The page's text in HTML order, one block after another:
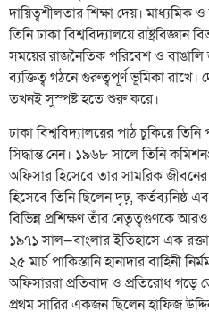
দায়িত্বশীলতার শিক্ষা দেয়। মাধ্যমিক
তিনি ঢাকা বিশ্ববিদ্যালয়ে রাষ্ট্রবিজ্ঞান
সময়ের রাজনৈতিক পরিবেশ ও বাঙালি
ব্যক্তিত্ব গঠনে গুরুত্বপূর্ণ ভূমিকা রাখে।
তখনই সুস্পষ্ট হতে শুরু করে।
ঢাকা বিশ্ববিদ্যালয়ের পাঠ চুকিয়ে
সিদ্ধান্ত নেন। ১৯৬৮ সালে তিনি
অফিসার হিসেবে তার সামরিক
হিসেবে তিনি ছিলেন দৃঢ়, কর্তব্যনিষ্ঠ
বিভিন্ন প্রশিক্ষণ তাঁর নেতৃত্বগুণকে
১৯৭১ সাল—বাংলার ইতিহাসে এক
২৫ মার্চ পাকিস্তানি হানাদার বাহিনী
অফিসাররা প্রতিবাদ ও প্রতিরোধ গড়ে
প্রথম সারির একজন ছিলেন হাফিজ